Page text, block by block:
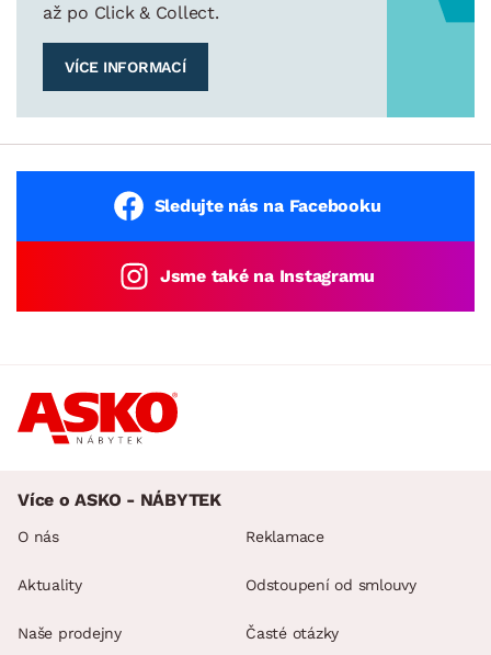
až po Click & Collect.
VÍCE INFORMACÍ
Sledujte nás na Facebooku
Jsme také na Instagramu
Více o ASKO - NÁBYTEK
O nás
Aktuality
Naše prodejny
Reklamace
Odstoupení od smlouvy
Časté otázky